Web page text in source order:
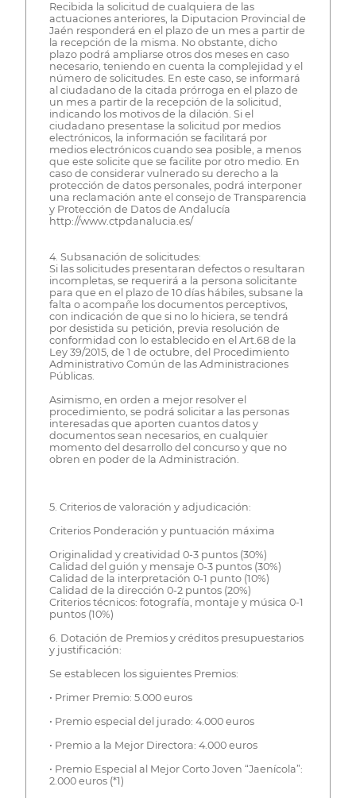
Recibida la solicitud de cualquiera de las
actuaciones anteriores, la Diputacion Provincial de
Jaén responderá en el plazo de un mes a partir de
la recepción de la misma. No obstante, dicho
plazo podrá ampliarse otros dos meses en caso
necesario, teniendo en cuenta la complejidad y el
número de solicitudes. En este caso, se informará
al ciudadano de la citada prórroga en el plazo de
un mes a partir de la recepción de la solicitud,
indicando los motivos de la dilación. Si el
ciudadano presentase la solicitud por medios
electrónicos, la información se facilitará por
medios electrónicos cuando sea posible, a menos
que este solicite que se facilite por otro medio. En
caso de considerar vulnerado su derecho a la
protección de datos personales, podrá interponer
una reclamación ante el consejo de Transparencia
y Protección de Datos de Andalucía
http://www.ctpdanalucia.es/
4. Subsanación de solicitudes:
Si las solicitudes presentaran defectos o resultaran
incompletas, se requerirá a la persona solicitante
para que en el plazo de 10 días hábiles, subsane la
falta o acompañe los documentos perceptivos,
con indicación de que si no lo hiciera, se tendrá
por desistida su petición, previa resolución de
conformidad con lo establecido en el Art.68 de la
Ley 39/2015, de 1 de octubre, del Procedimiento
Administrativo Común de las Administraciones
Públicas.
Asimismo, en orden a mejor resolver el
procedimiento, se podrá solicitar a las personas
interesadas que aporten cuantos datos y
documentos sean necesarios, en cualquier
momento del desarrollo del concurso y que no
obren en poder de la Administración.
5. Criterios de valoración y adjudicación:
Criterios Ponderación y puntuación máxima
Originalidad y creatividad 0-3 puntos (30%)
Calidad del guión y mensaje 0-3 puntos (30%)
Calidad de la interpretación 0-1 punto (10%)
Calidad de la dirección 0-2 puntos (20%)
Criterios técnicos: fotografía, montaje y música 0-1
puntos (10%)
6. Dotación de Premios y créditos presupuestarios
y justificación:
Se establecen los siguientes Premios:
• Primer Premio: 5.000 euros
• Premio especial del jurado: 4.000 euros
• Premio a la Mejor Directora: 4.000 euros
• Premio Especial al Mejor Corto Joven “Jaenícola”:
2.000 euros (*1)